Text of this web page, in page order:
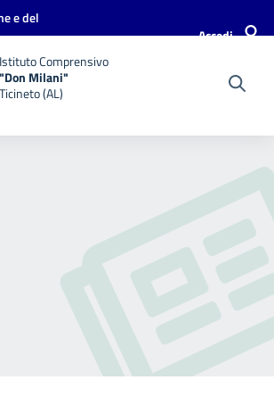
e del
Accedi
Istituto Comprensivo
"Don Milani"
Ticineto (AL)